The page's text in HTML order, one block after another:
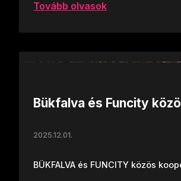
Tovább olvasok
Bükfalva és Funcity
2025.12.01.
BÜKFALVA és FUNCITY közös